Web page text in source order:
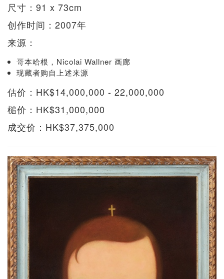
尺寸：91 x 73cm
创作时间：2007年
来源：
哥本哈根，Nicolai Wallner 画廊
现藏者购自上述来源
估价：HK$14,000,000 - 22,000,000
槌价：HK$31,000,000
成交价：HK$37,375,000